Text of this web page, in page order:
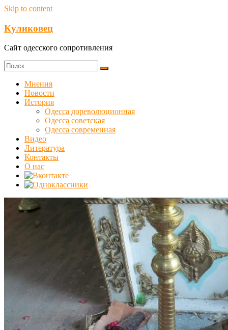
Skip to content
Куликовец
Сайт одесского сопротивления
Мнения
Новости
История
Одесса дореволюционная
Одесса советская
Одесса современная
Видео
Литература
Контакты
О нас